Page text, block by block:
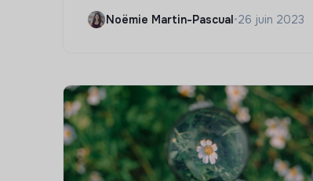
Noëmie Martin-Pascual•26 juin 2023